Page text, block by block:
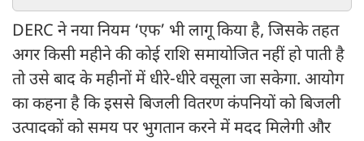
DERC ने नया नियम ‘एफ’ भी लागू किया है, जिसके तहत
अगर किसी महीने की कोई राशि समायोजित नहीं हो पाती है
तो उसे बाद के महीनों में धीरे-धीरे वसूला जा सकेगा. आयोग
का कहना है कि इससे बिजली वितरण कंपनियों को बिजली
उत्पादकों को समय पर भुगतान करने में मदद मिलेगी और